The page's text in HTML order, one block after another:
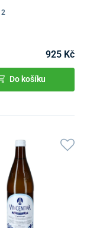
925 Kč
Do košíku